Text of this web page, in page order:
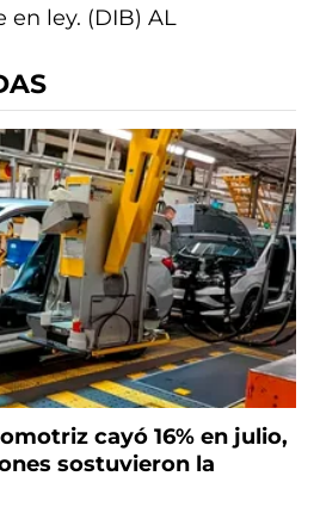
en ley. (DIB) AL
cayó 16% en julio,
sostuvieron la